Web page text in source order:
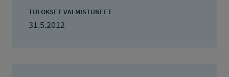
TULOKSET VALMISTUNEET
31.5.2012